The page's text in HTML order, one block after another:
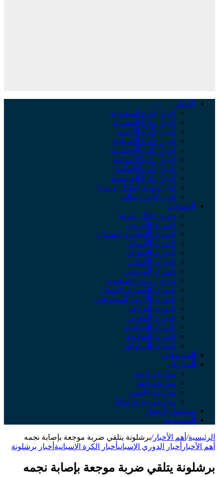
الأخبار
أخبار الكرة السعودية
أخبار الكرة المصرية
أخبار الكرة الأردنية
أخبار الكرة الإسبانية
أخبار الكرة الإنجليزية
أخبار الكرة الإيطالية
أخبار الكرة الألمانية
أخبار الكرة الفرنسية
أخبار دوري أبطال أوروبا
أخبار كأس العالم
البطولات
دوري أبطال أوروبا
الدوري الأوروبي
الدوري الإنجليزي الممتاز
الدوري الإسباني
الدوري الإيطالي
الدوري الألماني
الدوري الفرنسي
دوري روشن السعودي
الدوري المصري الممتاز
الدوري الأردني للمحترفين
الدوري العراقي
الدوري المغربي
الدوري الجزائري
الدوري الهولندي
الدوري البرتغالي
الفيديوهات
المباريات
مباريات اليوم
مباريات الغد
مباريات الأمس
مباريات جارية حالياً
مسلسل بالجول
الموسوعة
الرئيسية/ أهم الأخبار/برشلونة يتلقي ضربة موجعة بإصابة نجمه
أهم الأخبار أخبار الدوري الإسبانيأخبار الكرة الإسبانية أخبار برشلونة
برشلونة يتلقي ضربة موجعة بإصابة نجمه